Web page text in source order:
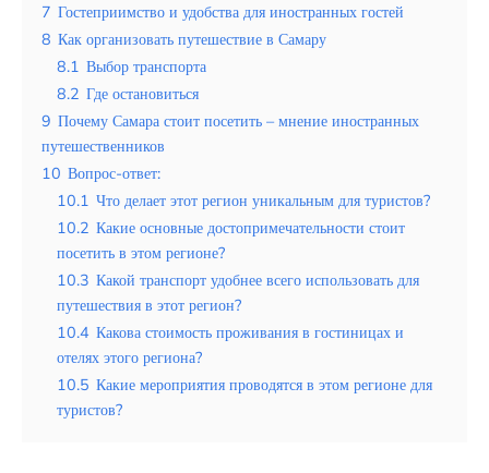
Турция
Шри-Ланка
Вид отдыха
Горы
Море
Усадьба Льва Толстого Ясная Поляна
как культурное наследие России
7 Гостеприимство и удобства для иностранных гостей
8 Как организовать путешествие в Самару
8.1 Выбор транспорта
8.2 Где остановиться
9 Почему Самара стоит посетить – мнение иностранных
путешественников
10 Вопрос-ответ:
10.1 Что делает этот регион уникальным для туристов?
10.2 Какие основные достопримечательности стоит
посетить в этом регионе?
10.3 Какой транспорт удобнее всего использовать для
путешествия в этот регион?
10.4 Какова стоимость проживания в гостиницах и
отелях этого региона?
10.5 Какие мероприятия проводятся в этом регионе для
туристов?